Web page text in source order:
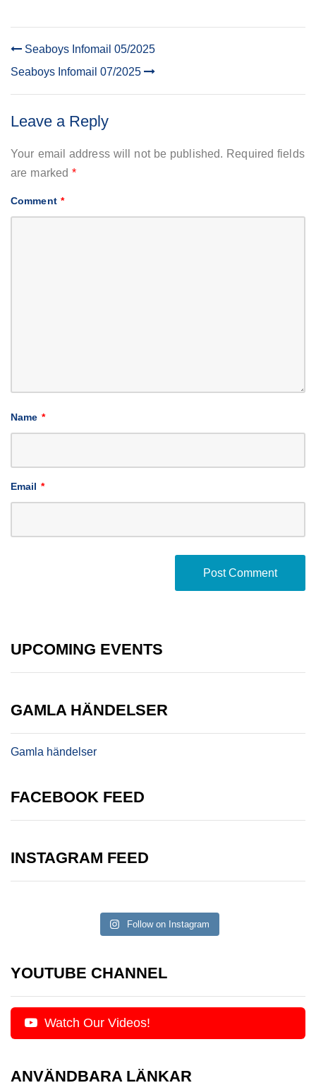
POST
NAVIGATION
Seaboys Infomail 05/2025
Seaboys Infomail 07/2025
Leave a Reply
Your email address will not be published. Required fields
are marked*
Comment *
Name *
Email *
UPCOMING EVENTS
GAMLA HÄNDELSER
Gamla händelser
FACEBOOK FEED
INSTAGRAM FEED
Follow on Instagram
YOUTUBE CHANNEL
Watch Our Videos!
ANVÄNDBARA LÄNKAR